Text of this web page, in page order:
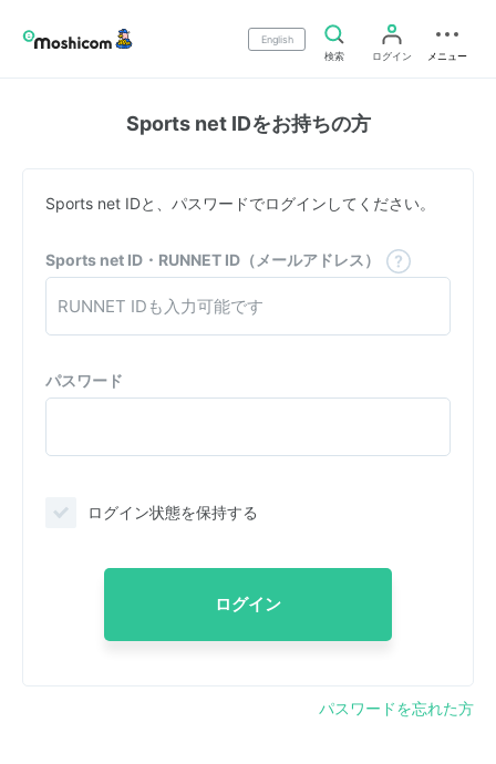
English
検索
ログイン メニュー
Sports net IDをお持ちの方
Sports net IDと、パスワードでログインしてください。
Sports net ID・RUNNET ID（メールアドレス）
パスワード
ログイン状態を保持する
ログイン
パスワードを忘れた方